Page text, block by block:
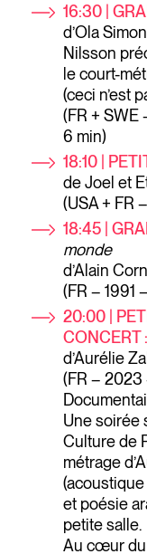
16:30 |
d’Ola
Nilsson
le court-
(ceci n’est
(FR +
6 min)
18:10 |
de Joel et
(USA + FR
18:45 |
monde
d’Alain
(FR – 1991
20:00 |
CONCERT :
d’Aurélie
(FR – 2023
Une soirée
Culture de
métrage
et poésie
petite salle.
Au cœur du